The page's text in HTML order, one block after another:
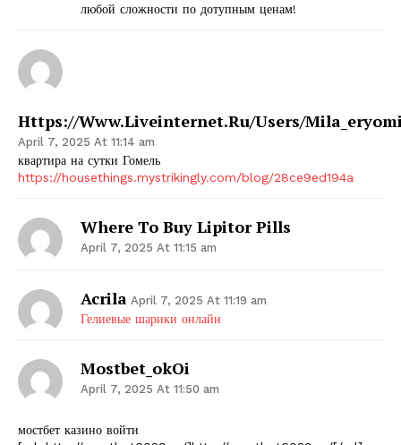
любой сложности по дотупным ценам!
Https://www.liveinternet.ru/users/
April 7, 2025 At 11:14 am
квартира на сутки Гомель
https://housethings.mystrikingly.com/blog/28ce9ed194a
Where To Buy Lipitor Pills
April 7, 2025 At 11:15 am
Acrila April 7, 2025 At 11:19 am
Гелиевые шарики онлайн
Mostbet_okOi
April 7, 2025 At 11:50 am
мостбет казино войти